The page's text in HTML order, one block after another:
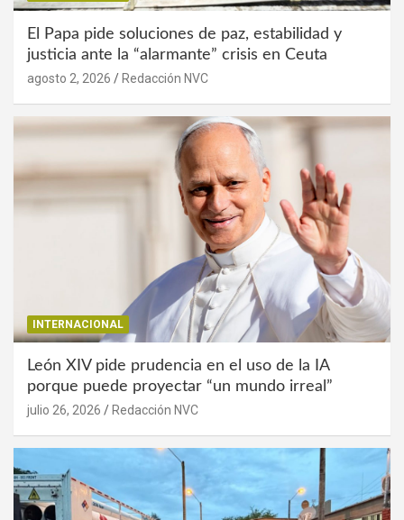
El Papa pide soluciones de paz, estabilidad y
justicia ante la “alarmante” crisis en Ceuta
agosto 2, 2026 Redacción NVC
INTERNACIONAL
León XIV pide prudencia en el uso de la IA
porque puede proyectar “un mundo irreal”
julio 26, 2026 Redacción NVC